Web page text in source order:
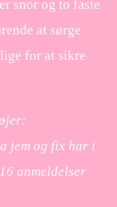
snor og to faste
at sørge
for at sikre
jem og fix har i
16 anmeldelser